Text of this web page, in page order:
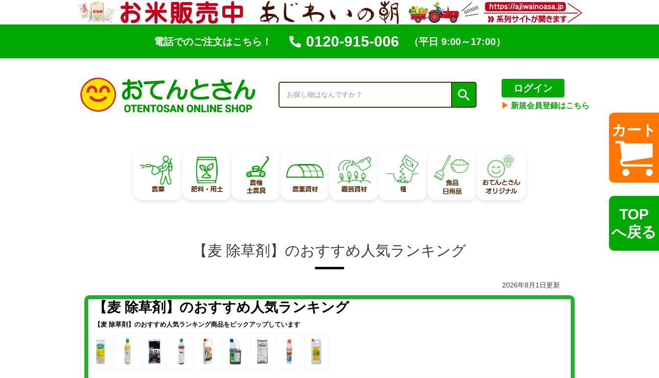
電話でのご注文はこちら！ 0120-915-006 （平日 9:00～17:00）
検索
ログイン
▶︎ 新規会員登録はこちら
カート
TOP
へ戻る
【麦 除草剤】のおすすめ人気ランキング
2026年8月1日更新
【麦 除草剤】のおすすめ人気ランキング
【麦 除草剤】のおすすめ人気ランキング商品をピックアップしています